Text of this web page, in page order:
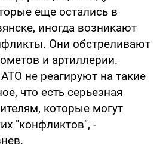
еще остались в
иногда возникают
Они обстреливают
и артиллерии.
не реагируют на такие
что есть серьезная
которые могут
"конфликтов", -